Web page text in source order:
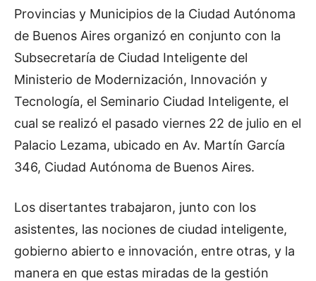
Provincias y Municipios de la Ciudad Autónoma
de Buenos Aires organizó en conjunto con la
Subsecretaría de Ciudad Inteligente del
Ministerio de Modernización, Innovación y
Tecnología, el Seminario Ciudad Inteligente, el
cual se realizó el pasado viernes 22 de julio en el
Palacio Lezama, ubicado en Av. Martín García
346, Ciudad Autónoma de Buenos Aires.
Los disertantes trabajaron, junto con los
asistentes, las nociones de ciudad inteligente,
gobierno abierto e innovación, entre otras, y la
manera en que estas miradas de la gestión